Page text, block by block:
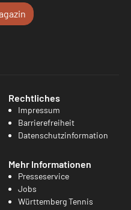
Rechtliches
Impressum
Barrierefreiheit
Datenschutzinformation
Mehr Informationen
Presseservice
Jobs
Württemberg Tennis